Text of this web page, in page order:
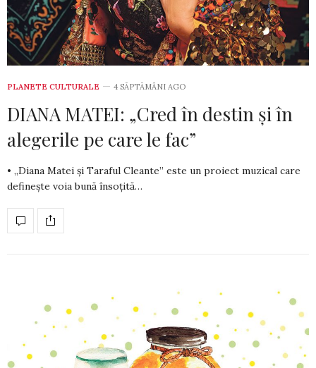
PLANETE CULTURALE 4 SĂPTĂMÂNI AGO
DIANA MATEI: „Cred în destin și în
alegerile pe care le fac”
• „Diana Matei şi Taraful Cleante” este un proiect muzical care
defineşte voia bună însoţită…